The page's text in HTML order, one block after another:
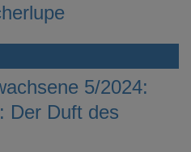
5/2024:
Der Duft des